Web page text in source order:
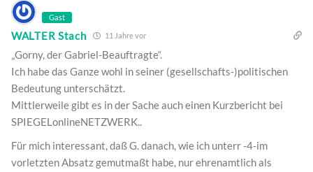
Gast
WALTER Stach 11 Jahre vor
„Gorny, der Gabriel-Beauftragte“.
Ich habe das Ganze wohl in seiner (gesellschafts-)politischen
Bedeutung unterschätzt.
Mittlerweile gibt es in der Sache auch einen Kurzbericht bei
SPIEGELonlineNETZWERK..
Für mich interessant, daß G. danach, wie ich unterr -4-im
vorletzten Absatz gemutmaßt habe, nur ehrenamtlich als